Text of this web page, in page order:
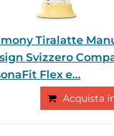
Tiralatte
Svizzero
Flex e...
Acquista